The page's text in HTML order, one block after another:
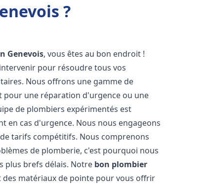
?
Genevois, vous êtes au bon endroit !
pour résoudre tous vos
Nous offrons une gamme de
pour une réparation d'urgence ou une
de plombiers expérimentés est
en cas d'urgence. Nous nous engageons
tarifs compétitifs. Nous comprenons
de plomberie, c'est pourquoi nous
plus brefs délais. Notre bon plombier
des matériaux de pointe pour vous offrir